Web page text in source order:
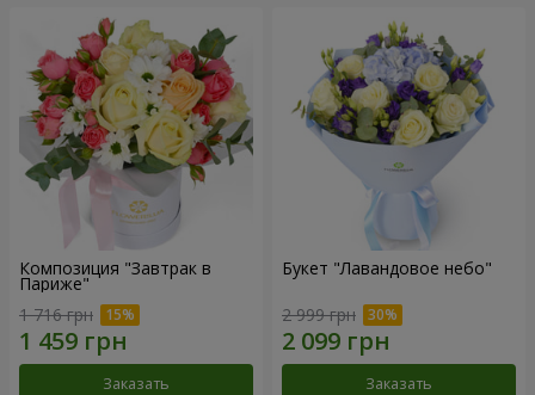
Композиция "Завтрак в
Париже"
1 716 грн
Заказать
Букет "Лавандовое небо"
2 999 грн
Заказать